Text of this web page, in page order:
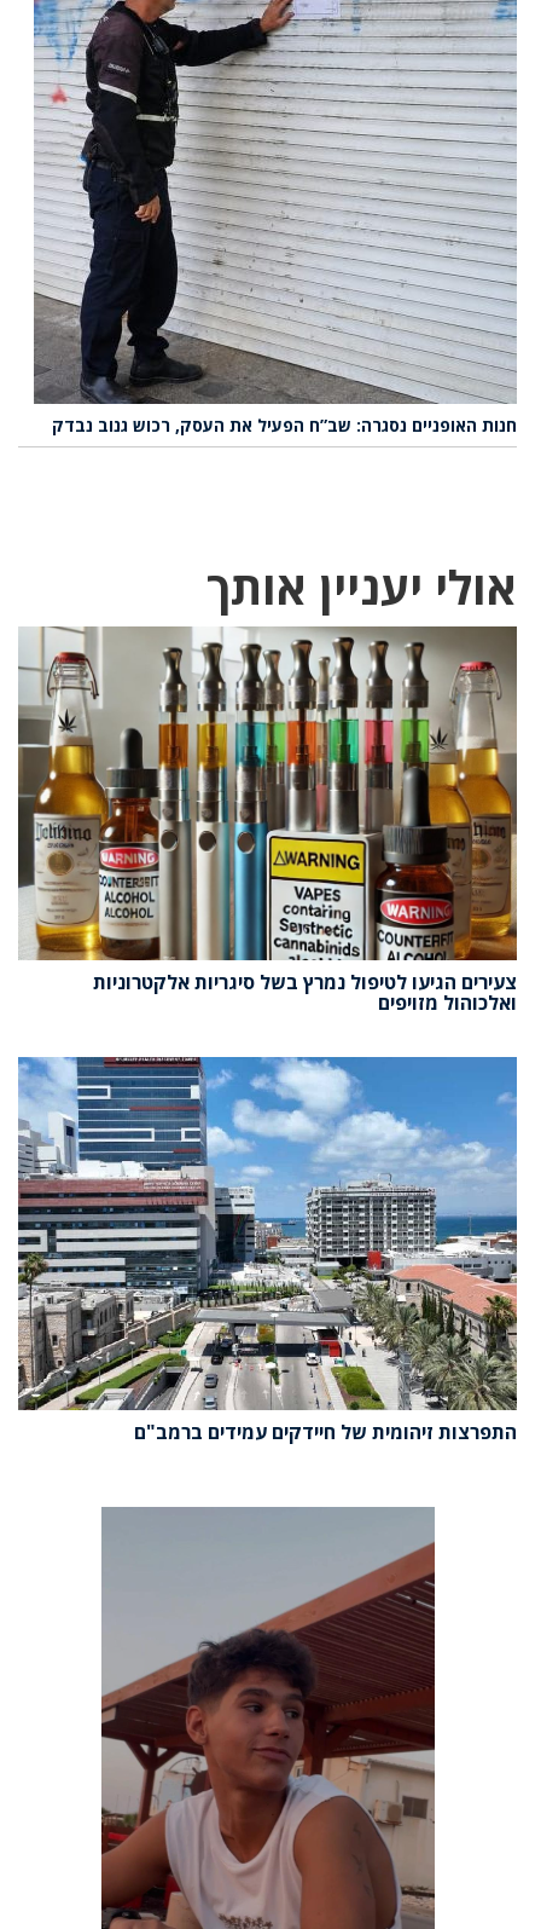
חנות האופניים נסגרה: שב”ח הפעיל את העסק, רכוש גנוב נבדק
אולי יעניין אותך
צעירים הגיעו לטיפול נמרץ בשל סיגריות אלקטרוניות
ואלכוהול מזויפים
התפרצות זיהומית של חיידקים עמידים ברמב"ם